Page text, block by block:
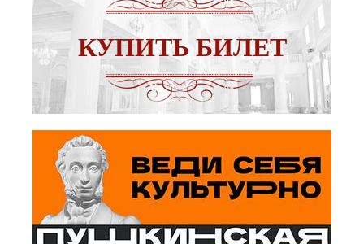
КУПИТЬ БИЛЕТ